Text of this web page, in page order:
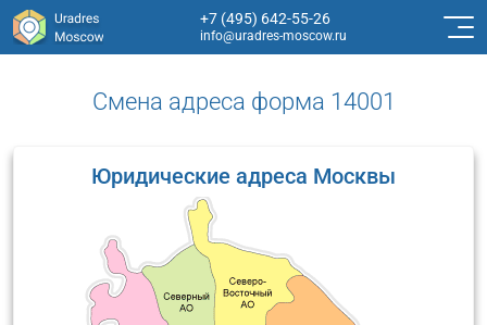
+7 (495) 642-55-26
info@uradres-moscow.ru
Смена адреса форма 14001
Юридические адреса Москвы